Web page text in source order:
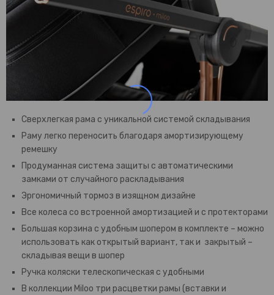
Сверхлегкая рама с уникальной системой складывания
Раму легко переносить благодаря амортизирующему
ремешку
Продуманная система защиты с автоматическими
замками от случайного раскладывания
Эргономичный тормоз в изящном дизайне
Все колеса со встроенной амортизацией и с протекторами
Большая корзина с удобным шопером в комплекте – можно
использовать как открытый вариант, так и закрытый –
складывая вещи в шопер
Ручка коляски телескопическая с удобными
В коллекции Miloo три расцветки рамы (вставки и